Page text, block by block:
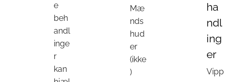
e
beh
andl
inge
r
kan
Mæ
nds
hud
er
(ikke
)
ha
ndl
ing
er
Vipp